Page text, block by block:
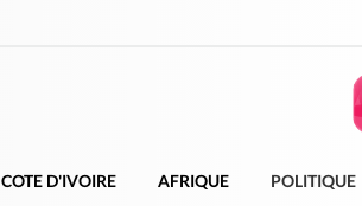
COTE D'IVOIRE AFRIQUE POLITIQUE